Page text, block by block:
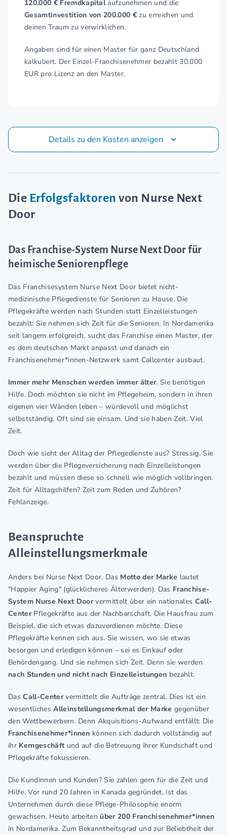
120.000 € Fremdkapitalaufzunehmen und die
Gesamtinvestition von 200.000 € zu erreichen und
deinen Traum zu verwirklichen.
Angaben sind für einen Master für ganz Deutschland
kalkuliert. Der Einzel-Franchisenehmer bezahlt 30.000
EUR pro Lizenz an den Master.
Details zu den Kosten anzeigen
Die Erfolgsfaktoren von Nurse Next
Door
Das Franchise-System Nurse Next Door für
heimische Seniorenpflege
Das Franchisesystem Nurse Next Door bietet nicht-
medizinische Pflegedienste für Senioren zu Hause. Die
Pflegekräfte werden nach Stunden statt Einzelleistungen
bezahlt: Sie nehmen sich Zeit für die Senioren. In Nordamerika
seit langem erfolgreich, sucht das Franchise einen Master, der
es dem deutschen Markt anpasst und danach ein
Franchisenehmer*innen-Netzwerk samt Callcenter ausbaut.
Immer mehr Menschen werden immer älter. Sie benötigen
Hilfe. Doch möchten sie nicht im Pflegeheim, sondern in ihren
eigenen vier Wänden leben – würdevoll und möglichst
selbstständig. Oft sind sie einsam. Und sie haben Zeit. Viel
Zeit.
Doch wie sieht der Alltag der Pflegedienste aus? Stressig. Sie
werden über die Pflegeversicherung nach Einzelleistungen
bezahlt und müssen diese so schnell wie möglich vollbringen.
Zeit für Alltagshilfen? Zeit zum Reden und Zuhören?
Fehlanzeige.
Beanspruchte
Alleinstellungsmerkmale
Anders bei Nurse Next Door. Das Motto der Marke lautet
"Happier Aging" (glücklicheres Älterwerden). Das Franchise-
System Nurse Next Doorvermittelt über ein nationales Call-
CenterPflegekräfte aus der Nachbarschaft. Die Hausfrau zum
Beispiel, die sich etwas dazuverdienen möchte. Diese
Pflegekräfte kennen sich aus. Sie wissen, wo sie etwas
besorgen und erledigen können – sei es Einkauf oder
Behördengang. Und sie nehmen sich Zeit. Denn sie werden
nach Stunden und nicht nach Einzelleistungen bezahlt.
DasCall-Centervermittelt die Aufträge zentral. Dies ist ein
wesentlichesAlleinstellungsmerkmal der Marke gegenüber
den Wettbewerbern. Denn Akquisitions-Aufwand entfällt: Die
Franchisenehmer*innen können sich dadurch vollständig auf
ihr Kerngeschäftund auf die Betreuung ihrer Kundschaft und
Pflegekräfte fokussieren.
Die Kundinnen und Kunden? Sie zahlen gern für die Zeit und
Hilfe. Vor rund 20 Jahren in Kanada gegründet, ist das
Unternehmen durch diese Pflege-Philosophie enorm
gewachsen. Heute arbeiten über 200 Franchisenehmer*innen
in Nordamerika. Zum Bekanntheitsgrad und zur Beliebtheit der